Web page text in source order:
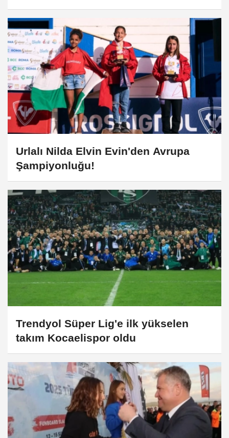
Urlalı Nilda Elvin Evin'den Avrupa
Şampiyonluğu!
Trendyol Süper Lig'e ilk yükselen
takım Kocaelispor oldu